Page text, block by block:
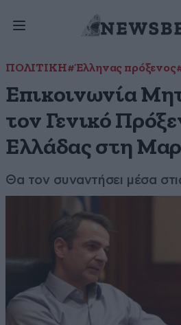
ΠΟΛΙΤΙΚΗ#Έλληνας πρόξενος
Επικοινωνία
τον Γενικό
Ελλάδας στη
Θα τον συναντήσει μέσα